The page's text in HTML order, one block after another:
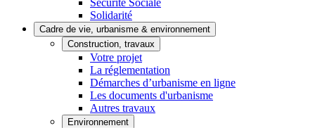
Sécurité Sociale
Solidarité
Cadre de vie, urbanisme & environnement
Construction, travaux
Votre projet
La réglementation
Démarches d’urbanisme en ligne
Les documents d'urbanisme
Autres travaux
Environnement